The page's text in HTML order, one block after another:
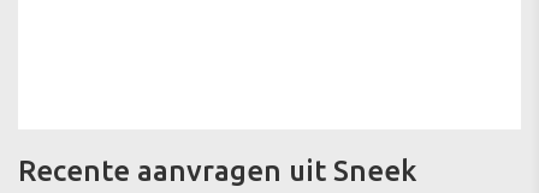
Recente aanvragen uit Sneek